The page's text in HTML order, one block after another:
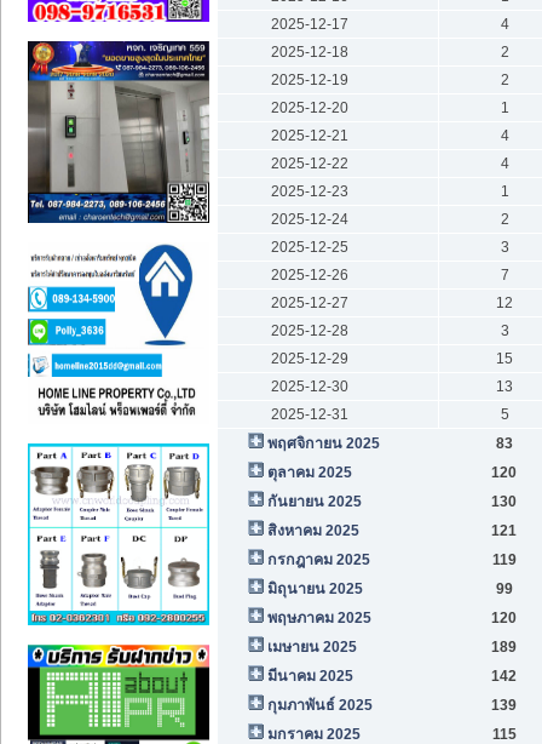
2025-12-17
4
2025-12-18
2
2025-12-19
2
2025-12-20
1
2025-12-21
4
2025-12-22
4
2025-12-23
1
2025-12-24
2
2025-12-25
3
2025-12-26
7
2025-12-27
12
2025-12-28
3
2025-12-29
15
2025-12-30
13
2025-12-31
5
พฤศจิกายน 2025
83
ตุลาคม 2025
120
กันยายน 2025
130
สิงหาคม 2025
121
กรกฎาคม 2025
119
มิถุนายน 2025
99
พฤษภาคม 2025
120
เมษายน 2025
189
มีนาคม 2025
142
กุมภาพันธ์ 2025
139
มกราคม 2025
115